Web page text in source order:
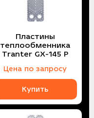
Пластины
теплообменника
Tranter GX-145 P
Цена по запросу
Купить